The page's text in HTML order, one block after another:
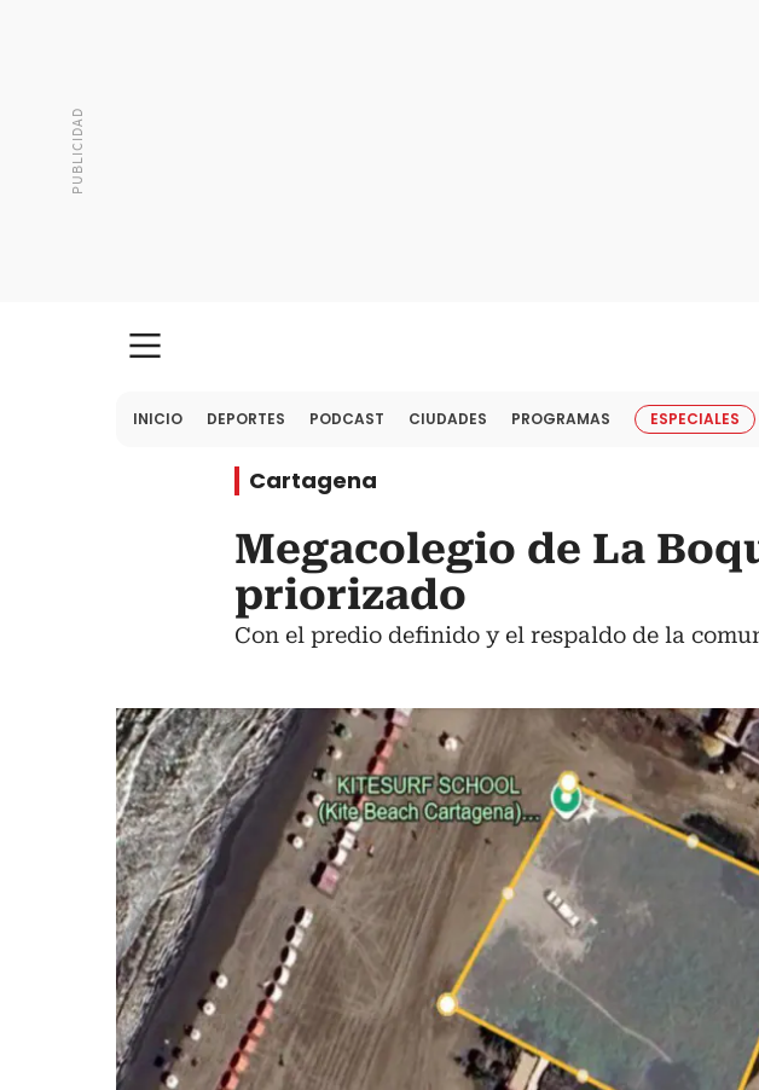
INICIO DEPORTES PODCAST CIUDADES PROGRAMAS ESPECIALES
Cartagena
Megacolegio de La
priorizado
Con el predio definido y el respaldo de la